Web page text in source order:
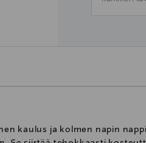
kaulus ja kolmen napin